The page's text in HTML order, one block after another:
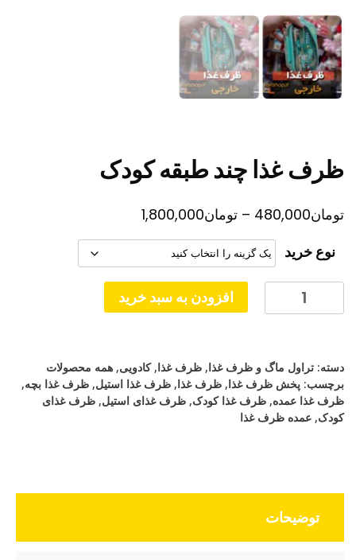
ظرف غذا چند طبقه کودک
تومان480,000
– تومان1,800,000محدوده
قیمت:
تومان480,000
تا
تومان1,800,000
نوع خرید
غذا
کودک
عدد
افزودن به سبد خرید
دسته: تراول ماگ و ظرف غذا, ظرف غذا,کادویی, همه محصولات
برچسب: پخش ظرف غذا, ظرف غذا, ظرف غذا استیل, ظرف غذا بچه,
ظرف غذا عمده, ظرف غذا کودک, ظرف غذای استیل, ظرف غذای
کودک, عمده ظرف غذا
توضیحات